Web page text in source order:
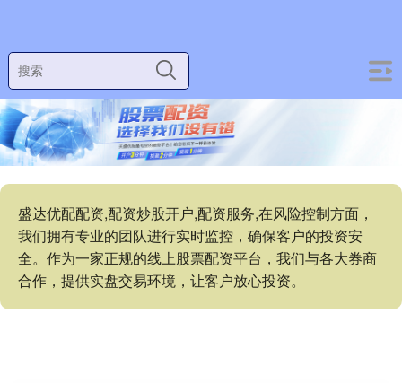
盛达优配配资,配资炒股开户,配资服务,在风险控制方面，
我们拥有专业的团队进行实时监控，确保客户的投资安
全。作为一家正规的线上股票配资平台，我们与各大券商
合作，提供实盘交易环境，让客户放心投资。